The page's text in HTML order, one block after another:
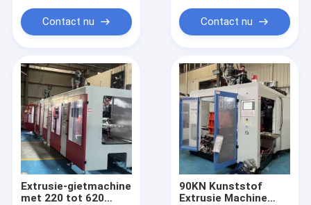
120KNContact nu
Flessenproductie
Contact nu
Extrusie-gietmachine
met 220 tot 620
90KN Kunststof
Extrusie Machine